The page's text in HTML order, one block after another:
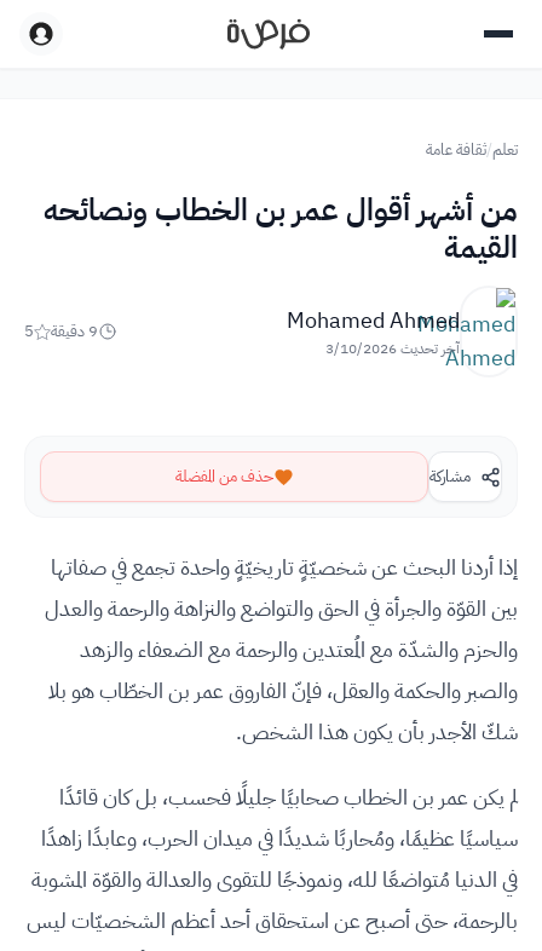
تعلم/ثقافة عامة
من أشهر أقوال عمر بن الخطاب ونصائحه
القيمة
Mohamed Ahmed
آخر تحديث3/10/2026
9 دقيقة 5
مشاركة حذف من المفضلة
إذا أردنا البحث عن شخصيّةٍ تاريخيّةٍ واحدة تجمع في صفاتها
بين القوّة والجرأة في الحق والتواضع والنزاهة والرحمة والعدل
والحزم والشدّة مع المُعتدين والرحمة مع الضعفاء والزهد
والصبر والحكمة والعقل، فإنّ الفاروق عمر بن الخطّاب هو بلا
شكّ الأجدر بأن يكون هذا الشخص.
لم يكن عمر بن الخطاب صحابيًا جليلًا فحسب، بل كان قائدًا
سياسيًا عظيمًا، ومُحاربًا شديدًا في ميدان الحرب، وعابدًا زاهدًا
في الدنيا مُتواضعًا لله، ونموذجًا للتقوى والعدالة والقوّة المشوبة
بالرحمة، حتى أصبح عن استحقاق أحد أعظم الشخصيّات ليس